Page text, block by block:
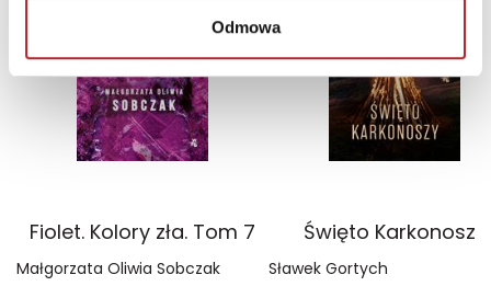
Odmowa
Fiolet. Kolory zła. Tom 7
Małgorzata Oliwia Sobczak
Święto Karkonoszy
Sławek Gortych